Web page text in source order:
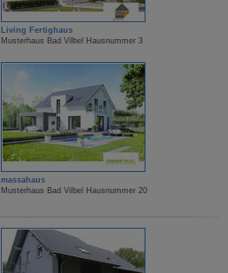
Living Fertighaus
Musterhaus Bad Vilbel Hausnummer 3
massahaus
Musterhaus Bad Vilbel Hausnummer 20